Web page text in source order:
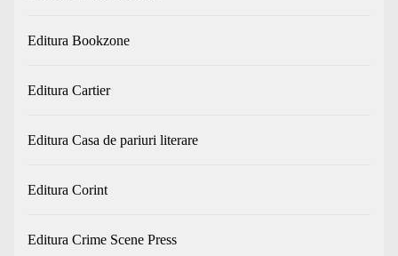
Editura Bookzone
Editura Cartier
Editura Casa de pariuri literare
Editura Corint
Editura Crime Scene Press